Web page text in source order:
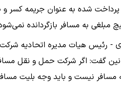
مبلغی به مسافر بازگردانده
- رئیس هیات مدیره اتحادیه
گفت: اگر شرکت حمل و نقل
نیست و باید وجه بلیت